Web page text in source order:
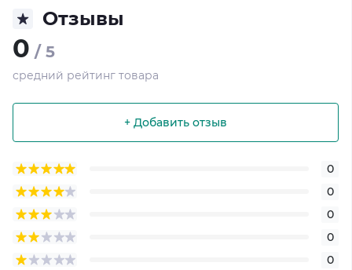
Отзывы
0 / 5
средний рейтинг товара
+ Добавить отзыв
0
0
0
0
0